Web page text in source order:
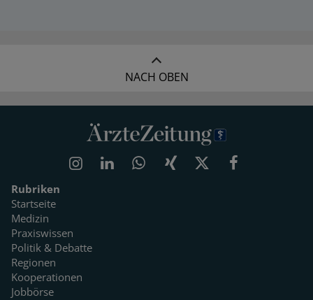
NACH OBEN
Rubriken
Startseite
Medizin
Praxiswissen
Politik & Debatte
Regionen
Kooperationen
Jobbörse